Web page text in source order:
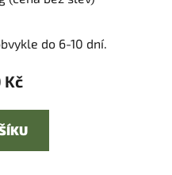
do 6-10 dní.
Kč